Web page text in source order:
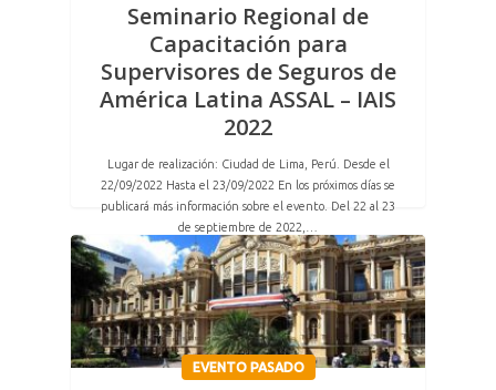
Seminario Regional de
Capacitación para
Supervisores de Seguros de
América Latina ASSAL – IAIS
2022
Lugar de realización: Ciudad de Lima, Perú. Desde el
22/09/2022 Hasta el 23/09/2022 En los próximos días se
publicará más información sobre el evento. Del 22 al 23
de septiembre de 2022,…
EVENTO PASADO